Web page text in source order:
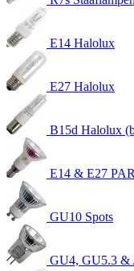
E14 Halolux
E27 Halolux
B15d Halolux
E14 & E27
GU10 Spots
GU4, GU5.3 &